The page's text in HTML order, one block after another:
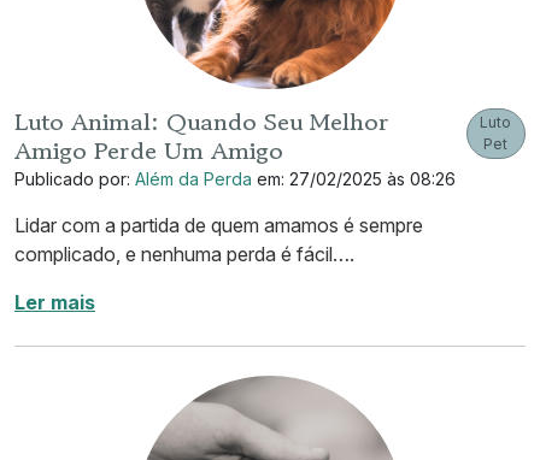
Luto Animal: Quando Seu Melhor
Amigo Perde Um Amigo
Publicado por: Além da Perda em: 27/02/2025 às 08:26
Luto
Pet
Lidar com a partida de quem amamos é sempre
complicado, e nenhuma perda é fácil….
Ler mais